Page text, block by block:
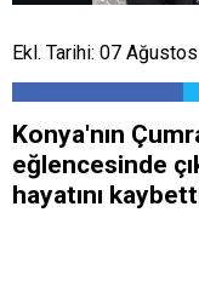
Ekl. Tarihi: 07
Konya'nın
eğlencesinde
hayatını